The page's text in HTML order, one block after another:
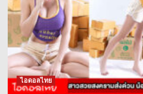
ไอดอลไทย